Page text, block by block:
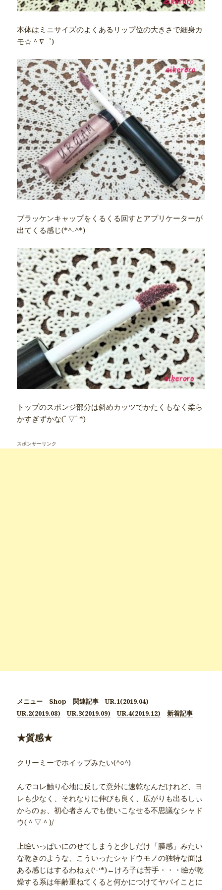
本体はミニサイズのよくあるリップ位の大きさで細身カ
モ☆＾∇゜)
ブラッケンキャップをくるくる回すとアプリケーターが
出てくる感じ(*^-^*)
トップのスポンジ部分は斜めカッツでかたくもなく柔ら
かすぎずかな(ﾟ▽ﾟ*)
スポンサーリンク
メニュー Shop 関連記事
UR.1(2019.04)
UR.2(2019.08)
UR.3(2019.09) UR.4(2019.12) 新着記事
★質感★
クリーミーでホイップみたい(^○^)
んでコレ触り心地に反して意外に速乾なんだけれど、ヨ
レも少なく、それなりに伸びも良く、広がりも出るしぃ
からのぉ、初心者さんでも使いこなせる不思議なシャド
ウ(＾▽＾)/
上瞼いっぱいにのせてしまうと少しだけ「膜感」みたい
な乾きのような、こういったシャドウモノの独特な面は
ある感じはするわねぇ(‘-‘*)←けろ子は苦手・・・瞼が乾
燥する系は年齢重ねてくると何かにつけてヤバイことに